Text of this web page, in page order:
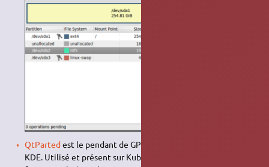
QtPartedest le pendant de GParted pour l'environnement
KDE. Utilisé et présent sur Kubuntu, il offre les mêmes